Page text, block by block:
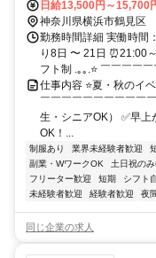
徒歩8分）
日給13,500円～15,700
神奈川県横浜市鶴見区
勤務時間詳細 実働時間
り8日 〜 21日 ⏰21:00
フト制 .｡｡.⭐ ￣￣￣￣￣
仕事内容 ⭐夏・秋のイ
￣￣￣￣￣￣￣￣￣￣
生・シニアOK） ✅早
OK！...
制服あり 業界未経験者歓迎
副業・WワークOK
土日祝の
フリーター歓迎
短期 シフト
未経験者歓迎
経験者歓迎 夜
同じ企業の求人